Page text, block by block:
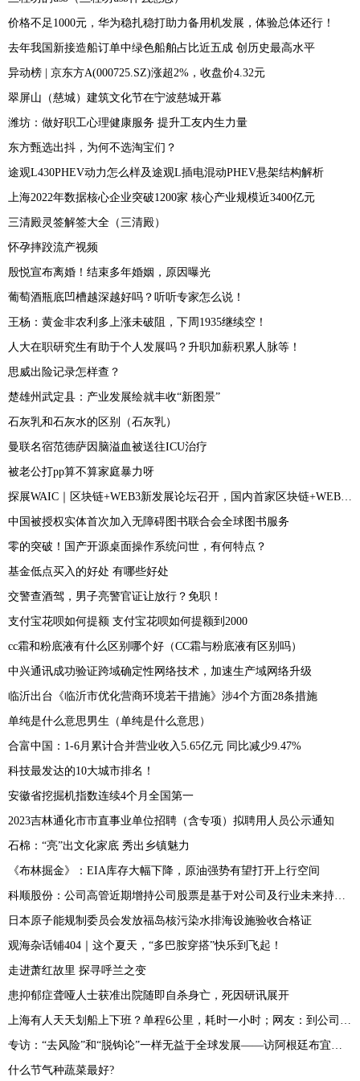
价格不足1000元，华为稳扎稳打助力备用机发展，体验总体还行！
去年我国新接造船订单中绿色船舶占比近五成 创历史最高水平
异动榜 | 京东方A(000725.SZ)涨超2%，收盘价4.32元
翠屏山（慈城）建筑文化节在宁波慈城开幕
潍坊：做好职工心理健康服务 提升工友内生力量
东方甄选出抖，为何不选淘宝们？
途观L430PHEV动力怎么样及途观L插电混动PHEV悬架结构解析
上海2022年数据核心企业突破1200家 核心产业规模近3400亿元
三清殿灵签解签大全（三清殿）
怀孕摔跤流产视频
殷悦宣布离婚！结束多年婚姻，原因曝光
葡萄酒瓶底凹槽越深越好吗？听听专家怎么说！
王杨：黄金非农利多上涨未破阻，下周1935继续空！
人大在职研究生有助于个人发展吗？升职加薪积累人脉等！
思威出险记录怎样查？
楚雄州武定县：产业发展绘就丰收“新图景”
石灰乳和石灰水的区别（石灰乳）
曼联名宿范德萨因脑溢血被送往ICU治疗
被老公打pp算不算家庭暴力呀
探展WAIC｜区块链+WEB3新发展论坛召开，国内首家区块链+WEB3创投联盟成立
中国被授权实体首次加入无障碍图书联合会全球图书服务
零的突破！国产开源桌面操作系统问世，有何特点？
基金低点买入的好处 有哪些好处
交警查酒驾，男子亮警官证让放行？免职！
支付宝花呗如何提额 支付宝花呗如何提额到2000
cc霜和粉底液有什么区别哪个好（CC霜与粉底液有区别吗）
中兴通讯成功验证跨域确定性网络技术，加速生产域网络升级
临沂出台《临沂市优化营商环境若干措施》涉4个方面28条措施
单纯是什么意思男生（单纯是什么意思）
合富中国：1-6月累计合并营业收入5.65亿元 同比减少9.47%
科技最发达的10大城市排名！
安徽省挖掘机指数连续4个月全国第一
2023吉林通化市市直事业单位招聘（含专项）拟聘用人员公示通知
石棉：“亮”出文化家底 秀出乡镇魅力
《布林掘金》：EIA库存大幅下降，原油强势有望打开上行空间
科顺股份：公司高管近期增持公司股票是基于对公司及行业未来持续稳定发展和长期投资价值的信心
日本原子能规制委员会发放福岛核污染水排海设施验收合格证
观海杂话铺404｜这个夏天，“多巴胺穿搭”快乐到飞起！
走进萧红故里 探寻呼兰之变
患抑郁症聋哑人士获准出院随即自杀身亡，死因研讯展开
上海有人天天划船上下班？单程6公里，耗时一小时；网友：到公司先洗澡？
专访：“去风险”和“脱钩论”一样无益于全球发展——访阿根廷布宜诺斯艾利斯大学研究员布斯特洛
什么节气种蔬菜最好?